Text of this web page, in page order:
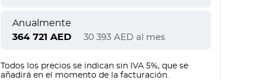
Anualmente
364 721 AED 30 393 AED al mes
Todos los precios se indican sin IVA 5%, que se
añadirá en el momento de la facturación.